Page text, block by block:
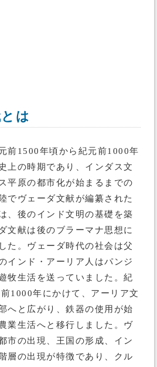
は
前1500年頃から紀元前1000年
上の時期であり、インダス文
平原の都市化が始まるまでの
でヴェーダ文献が編纂された
、後のインド文明の基礎を築
文献は後のブラーマナ思想に
た。ヴェーダ時代の社会は父
インド・アーリア人はパンジ
牧生活を送っていました。紀
1000年にかけて、アーリア文
へと広がり、鉄器の使用が始
業生活へと移行しました。ヴ
市の出現、王国の形成、イン
層の出現が特徴であり、クル